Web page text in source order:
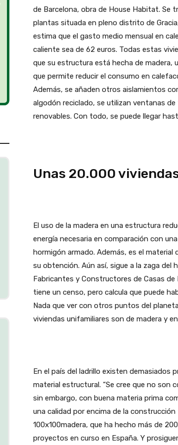
de Barcelona, obra de House Habitat. Se
plantas situada en pleno distrito de
estima que el gasto medio mensual en
caliente sea de 62 euros. Todas estas
que su estructura está hecha de madera,
que permite reducir el consumo en
Además, se añaden otros aislamientos
algodón reciclado, se utilizan ventanas
renovables. Con todo, se puede llegar
Unas 20.000
El uso de la madera en una estructura
energía necesaria en comparación con
hormigón armado. Además, es el material
su obtención. Aún así, sigue a la zaga del
Fabricantes y Constructores de Casas de
tiene un censo, pero calcula que puede
Nada que ver con otros puntos del
viviendas unifamiliares son de madera y
En el país del ladrillo existen demasiados
material estructural. “Se cree que no son
sin embargo, con buena materia prima
una calidad por encima de la
100x100madera, que ha hecho más de
proyectos en curso en España. Y